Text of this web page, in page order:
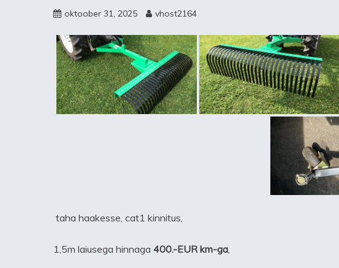
oktoober 31, 2025 vhost2164
taha haakesse, cat1 kinnitus,
1,5m laiusega hinnaga 400.-EUR km-ga